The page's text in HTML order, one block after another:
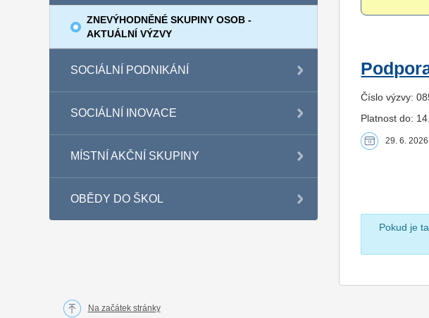
ZNEVÝHODNĚNÉ SKUPINY OSOB -
AKTUÁLNÍ VÝZVY
SOCIÁLNÍ PODNIKÁNÍ
SOCIÁLNÍ INOVACE
MÍSTNÍ AKČNÍ SKUPINY
OBĚDY DO ŠKOL
Číslo výzvy:
Platnost do:
29. 6. 2026
Pokud je
Na začátek stránky